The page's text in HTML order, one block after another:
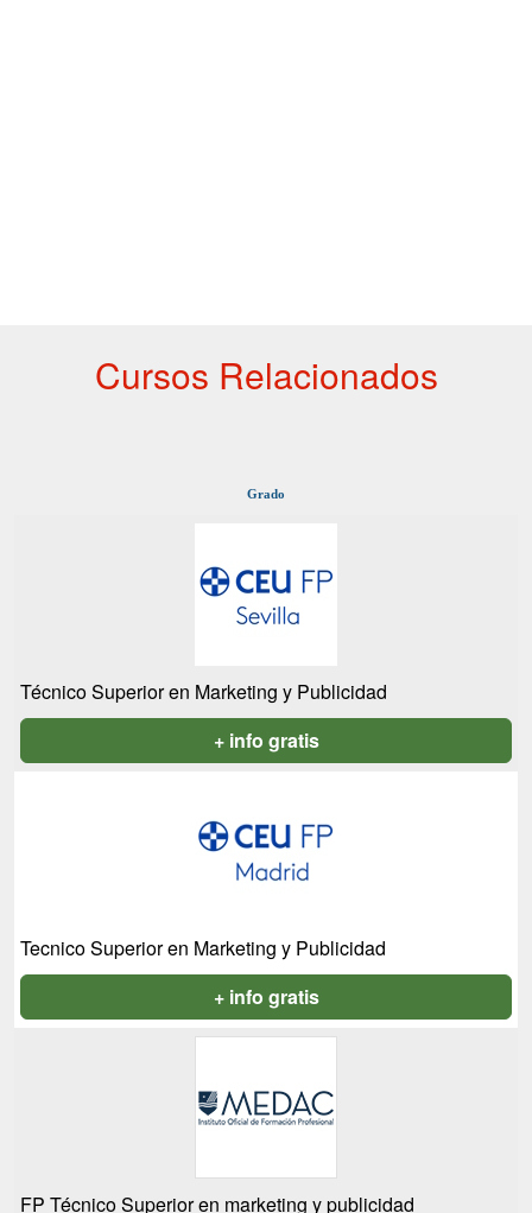
Cursos Relacionados
Grado
Técnico Superior en Marketing y Publicidad
+ info gratis
Tecnico Superior en Marketing y Publicidad
+ info gratis
FP Técnico Superior en marketing y publicidad